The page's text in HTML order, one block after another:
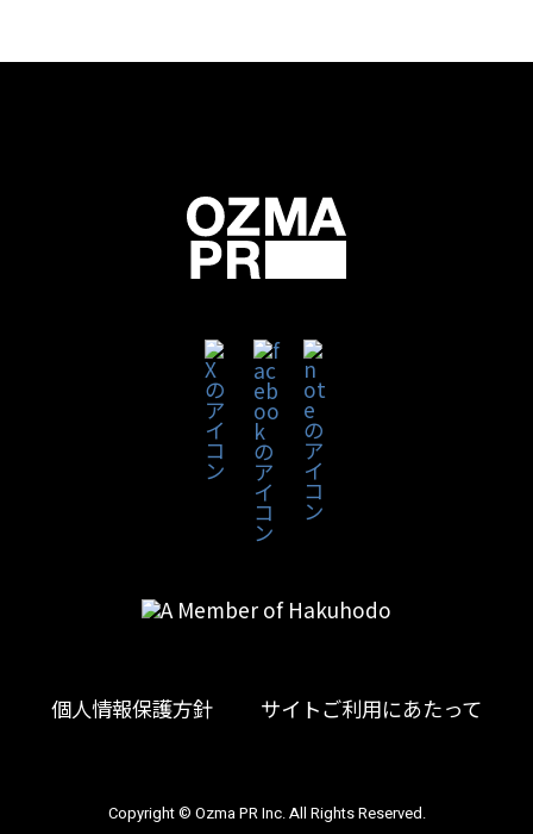
個人情報保護方針 サイトご利用にあたって
Copyright © Ozma PR Inc. All Rights Reserved.